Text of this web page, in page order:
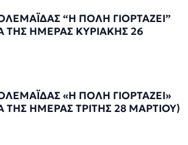
“Η ΠΟΛΗ ΓΙΟΡΤΑΖΕΙ”
ΗΜΕΡΑΣ ΚΥΡΙΑΚΗΣ 26
«Η ΠΟΛΗ ΓΙΟΡΤΑΖΕΙ»
ΗΜΕΡΑΣ ΤΡΙΤΗΣ 28 ΜΑΡΤΙΟΥ)